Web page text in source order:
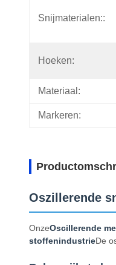
Snijmaterialen::
Hoeken:
Materiaal:
Markeren:
Oszillerende
OnzeOscillerende
stoffenindustrieDe